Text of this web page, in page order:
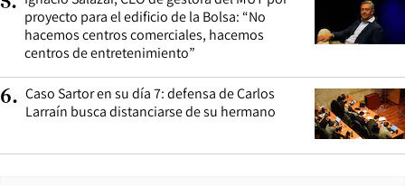
proyecto para el edificio de la Bolsa: “No
hacemos centros comerciales, hacemos
centros de entretenimiento”
6. Caso Sartor en su día 7: defensa de Carlos
Larraín busca distanciarse de su hermano